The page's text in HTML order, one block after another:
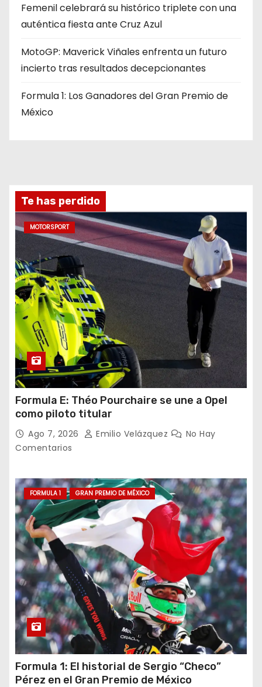
Femenil celebrará su histórico triplete con una
auténtica fiesta ante Cruz Azul
MotoGP: Maverick Viñales enfrenta un futuro
incierto tras resultados decepcionantes
Formula 1: Los Ganadores del Gran Premio de
México
Te has perdido
MOTORSPORT
Formula E: Théo Pourchaire se une a Opel
como piloto titular
Ago 7, 2026 Emilio Velázquez
No Hay
Comentarios
FORMULA 1 GRAN PREMIO DE MÉXICO
Formula 1: El historial de Sergio “Checo”
Pérez en el Gran Premio de México